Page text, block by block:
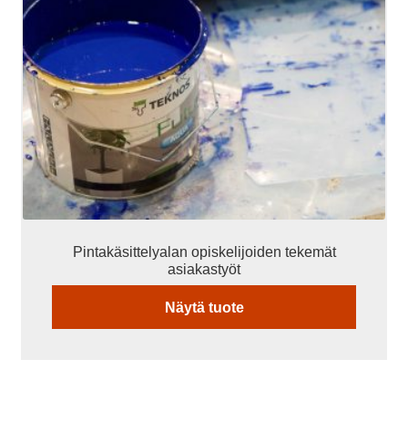
Pintakäsittelyalan opiskelijoiden tekemät
asiakastyöt
Näytä tuote